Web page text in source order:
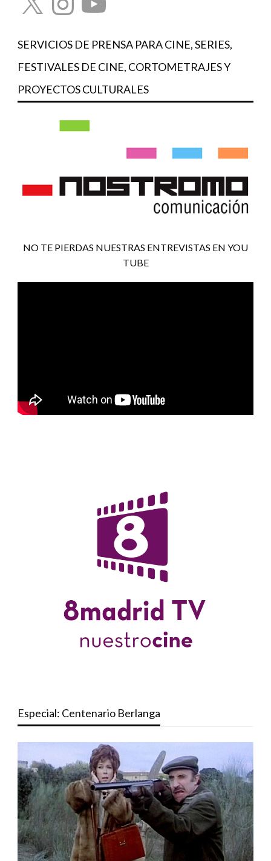
SERVICIOS DE PRENSA PARA CINE, SERIES,
FESTIVALES DE CINE, CORTOMETRAJES Y
PROYECTOS CULTURALES
NO TE PIERDAS NUESTRAS ENTREVISTAS EN YOU
TUBE
Especial: Centenario Berlanga